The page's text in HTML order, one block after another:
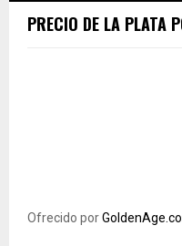
PRECIO DE LA PLATA
Ofrecido por